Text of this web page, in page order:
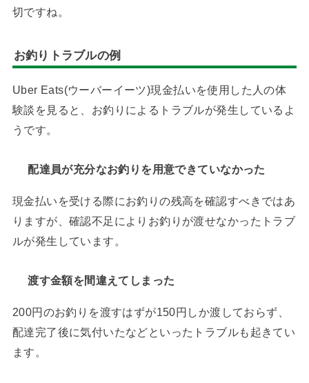
切ですね。
お釣りトラブルの例
Uber Eats(ウーバーイーツ)現金払いを使用した人の体
験談を見ると、お釣りによるトラブルが発生しているよ
うです。
配達員が充分なお釣りを用意できていなかった
現金払いを受ける際にお釣りの残高を確認すべきではあ
りますが、確認不足によりお釣りが渡せなかったトラブ
ルが発生しています。
渡す金額を間違えてしまった
200円のお釣りを渡すはずが150円しか渡しておらず、
配達完了後に気付いたなどといったトラブルも起きてい
ます。